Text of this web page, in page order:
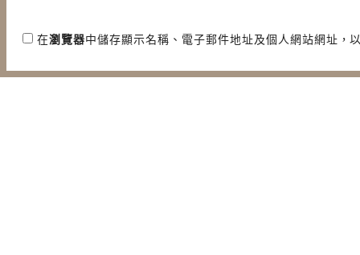
在瀏覽器中儲存顯示名稱、電子郵件地址及個人網站網址，